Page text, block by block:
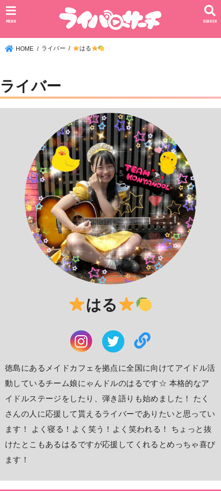
SEARCH
MENU
HOME ライバー はる
ライバー
はる
徳島にあるメイドカフェを拠点に全国に向けてアイドル活
動しているチーム娘にゃんドルのはるです☆ 本格的なア
イドルステージをしたり、弾き語りも始めました！ たく
さんの人に応援して貰えるライバーでありたいと思ってい
ます！ よく寝る！よく笑う！よく笑われる！ ちょっと抜
けたとこもあるはるですが応援してくれるとめっちゃ喜び
ます！